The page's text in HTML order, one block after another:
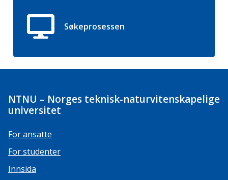
Søkeprosessen
NTNU – Norges teknisk-naturvitenskapelige
universitet
For ansatte
For studenter
Innsida